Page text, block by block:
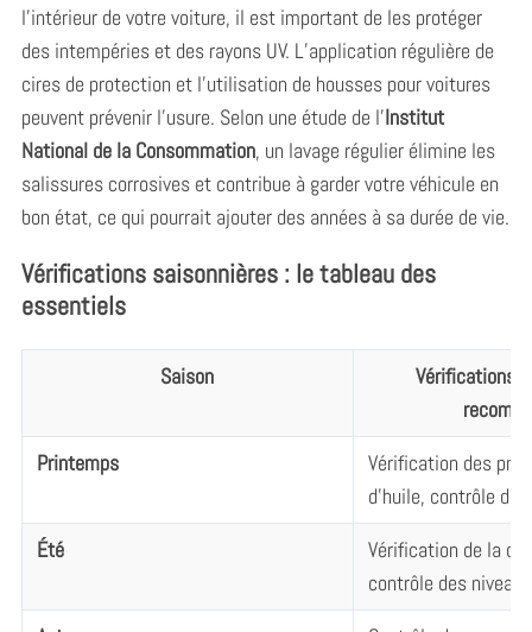
l’intérieur de votre voiture, il est important de les protéger
des intempéries et des rayons UV. L’application régulière de
cires de protection et l’utilisation de housses pour voitures
peuvent prévenir l’usure. Selon une étude de l’Institut
National de la Consommation, un lavage régulier élimine les
salissures corrosives et contribue à garder votre véhicule en
bon état, ce qui pourrait ajouter des années à sa durée de vie.
Vérifications saisonnières : le tableau des
essentiels
Saison
Vérifications
Printemps
Vérification des
d’huile, contrôle
Été
Vérification de la
contrôle des
S
e
a
r
c
h
o